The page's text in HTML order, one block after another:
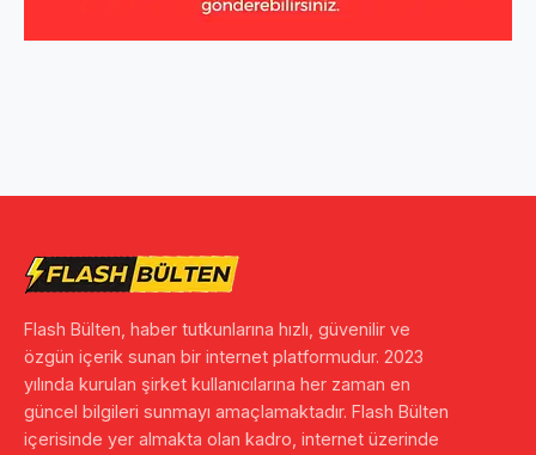
Flash Bülten, haber tutkunlarına hızlı, güvenilir ve
özgün içerik sunan bir internet platformudur. 2023
yılında kurulan şirket kullanıcılarına her zaman en
güncel bilgileri sunmayı amaçlamaktadır. Flash Bülten
içerisinde yer almakta olan kadro, internet üzerinde